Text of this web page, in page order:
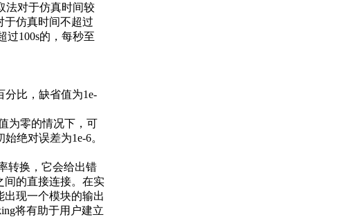
法对于仿真时间较
于仿真时间不超过
过100s的，每秒至
分比，缺省值为1e-
为零的情况下，可
绝对误差为1e-6。
转换，它会给出错
间的直接连接。在实
现一个模块的输出
将有助于用户建立